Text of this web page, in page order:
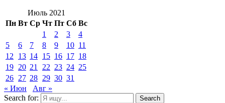
Июль 2021
Пн Вт Ср Чт Пт Сб Вс
1
2 3
4
5
6 7 8 9 10 11
12
13 14 15 16 17 18
19 20 21 22 23 24 25
26 27 28 29 30 31
« Июн
Авг »
Search for:
Search